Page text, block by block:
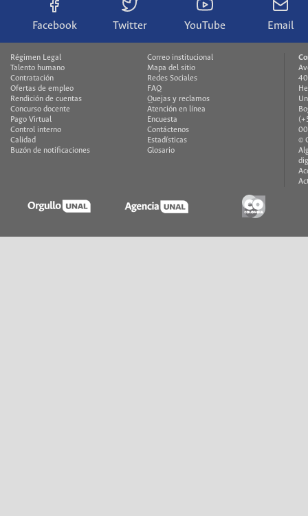
Facebook Twitter YouTube Email
Régimen Legal
Talento humano
Contratación
Ofertas de empleo
Rendición de cuentas
Concurso docente
Pago Virtual
Control interno
Calidad
Buzón de notificaciones
Correo institucional
Mapa del sitio
Redes Sociales
FAQ
Quejas y reclamos
Atención en línea
Encuesta
Contáctenos
Estadísticas
Glosario
©